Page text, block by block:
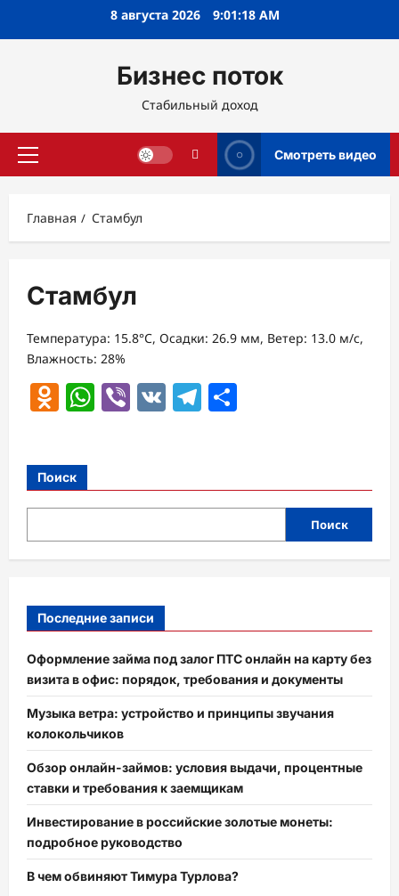
8 августа 2026 9:01:18 AM
Бизнес поток
Стабильный доход
Основное
Смотреть видео
Главная Стамбул
Стамбул
Температура: 15.8°C, Осадки: 26.9 мм, Ветер: 13.0 м/с,
Влажность: 28%
Odnoklassniki
WhatsApp
Viber
VK Telegram
Поиск
Поиск
Последние записи
Оформление займа под залог ПТС онлайн на карту без
визита в офис: порядок, требования и документы
Музыка ветра: устройство и принципы звучания
колокольчиков
Обзор онлайн-займов: условия выдачи, процентные
ставки и требования к заемщикам
Инвестирование в российские золотые монеты:
подробное руководство
В чем обвиняют Тимура Турлова?